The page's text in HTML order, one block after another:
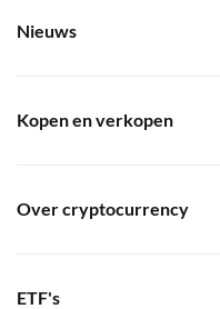
Nieuws
Kopen en verkopen
Over cryptocurrency
ETF's